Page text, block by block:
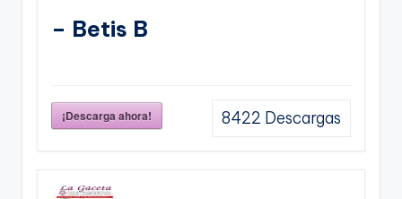
– Betis B
¡Descarga ahora! 8422 Descargas